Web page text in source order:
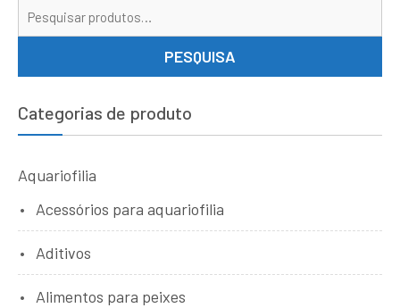
PESQUISA
Categorias de produto
Aquariofilia
Acessórios para aquariofilia
Aditivos
Alimentos para peixes